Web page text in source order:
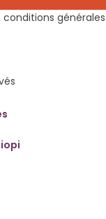
générales